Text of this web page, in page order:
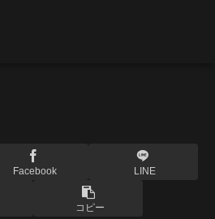
Facebook LINE
コピー